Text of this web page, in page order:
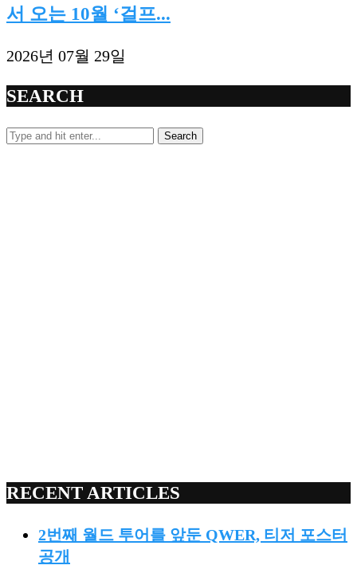
서 오는 10월 ‘걸프...
2026년 07월 29일
SEARCH
Search
RECENT ARTICLES
2번째 월드 투어를 앞둔 QWER, 티저 포스터
공개